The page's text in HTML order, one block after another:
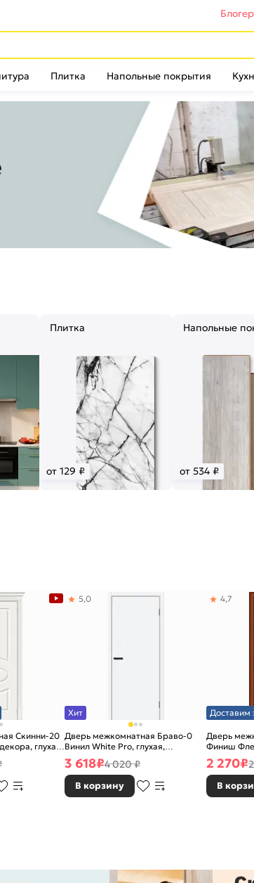
Плитка Напольные покрытия
Плитка
от 129 ₽
Напольные
от 534 ₽
Скинни-20
глухая,
скиновая
Хит
Дверь межкомнатная Браво-0
Винил White Pro, глухая,
каркасно-щитовая
5,0
3 618₽4 020 ₽
В корзину
Доставим
Дверь
Финиш
Л-11
каркасно-
4,7
2 270₽
В